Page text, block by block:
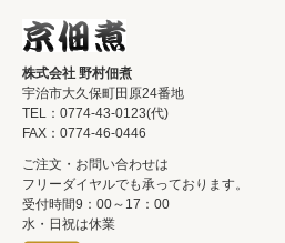
株式会社 野村佃煮
宇治市大久保町田原24番地
TEL：0774-43-0123(代)
FAX：0774-46-0446
ご注文・お問い合わせは
フリーダイヤルでも承っております。
受付時間9：00～17：00
水・日祝は休業